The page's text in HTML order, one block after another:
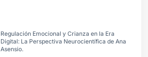
Regulación Emocional y Crianza en la Era
Digital: La Perspectiva Neurocientífica de Ana
Asensio.